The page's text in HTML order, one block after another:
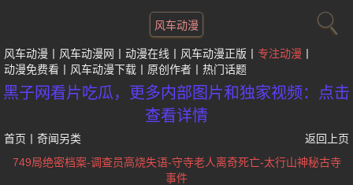
风车动漫
风车动漫 风车动漫网 动漫在线 风车动漫正版
专注动漫
动漫免费看
风车动漫下载 原创作者 热门话题
黑子网看片吃瓜，更多内部图片和独家视频：点击
查看详情
首页 奇闻另类
返回上页
749局绝密档案-调查员高烧失语-守寺老人离奇死亡-太行山神秘古寺
事件